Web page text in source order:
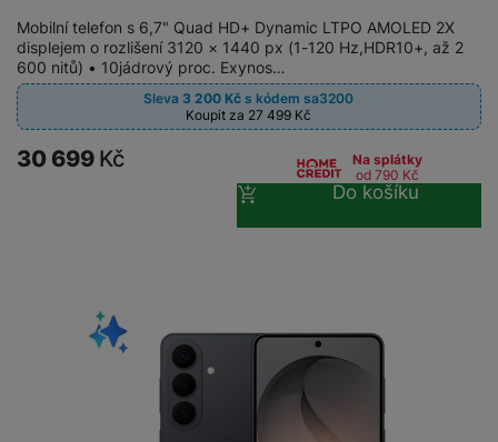
Mobilní telefon s 6,7" Quad HD+ Dynamic LTPO AMOLED 2X
displejem o rozlišení 3120 × 1440 px (1-120 Hz,HDR10+, až 2
600 nitů) • 10jádrový proc. Exynos…
Sleva 3 200Kč s kódemsa3200
Koupit za 27 499 Kč
30 699 Kč
Na splátky
od 790 Kč
Do košíku